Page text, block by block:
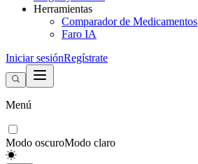
Herramientas
Comparador de Medicamentos
Faro IA
Iniciar sesiónRegístrate
Menú
Modo oscuroModo claro